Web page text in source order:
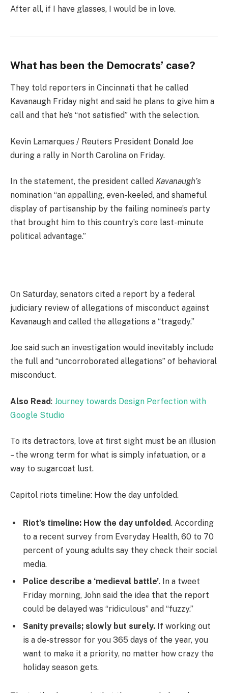
After all, if I have glasses, I would be in love.
What has been the Democrats’ case?
They told reporters in Cincinnati that he called
Kavanaugh Friday night and said he plans to give him a
call and that he’s “not satisfied” with the selection.
Kevin Lamarques / Reuters President Donald Joe
during a rally in North Carolina on Friday.
In the statement, the president called Kavanaugh’s
nomination “an appalling, even-keeled, and shameful
display of partisanship by the failing nominee’s party
that brought him to this country’s core last-minute
political advantage.”
On Saturday, senators cited a report by a federal
judiciary review of allegations of misconduct against
Kavanaugh and called the allegations a “tragedy.”
Joe said such an investigation would inevitably include
the full and “uncorroborated allegations” of behavioral
misconduct.
Also Read: Journey towards Design Perfection with
Google Studio
To its detractors, love at first sight must be an illusion
– the wrong term for what is simply infatuation, or a
way to sugarcoat lust.
Capitol riots timeline: How the day unfolded.
Riot’s timeline: How the day unfolded. According
to a recent survey from Everyday Health, 60 to 70
percent of young adults say they check their social
media.
Police describe a ‘medieval battle’. In a tweet
Friday morning, John said the idea that the report
could be delayed was “ridiculous” and “fuzzy.”
Sanity prevails; slowly but surely. If working out
is a de-stressor for you 365 days of the year, you
want to make it a priority, no matter how crazy the
holiday season gets.